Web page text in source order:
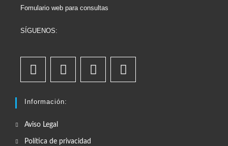
Fomulario web para consultas
SÍGUENOS:
Información:
Aviso Legal
Política de privacidad